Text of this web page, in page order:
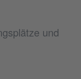
und